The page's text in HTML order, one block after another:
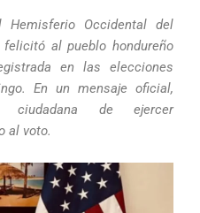
Occidental del
al pueblo hondureño
en las elecciones
En un mensaje oficial,
ciudadana de ejercer
al voto.